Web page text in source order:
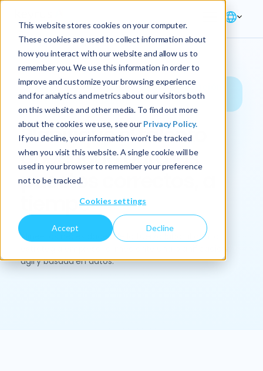
This website stores cookies on your computer.
These cookies are used to collect information about
how you interact with our website and allow us to
remember you. We use this information in order to
improve and customize your browsing experience
and for analytics and metrics about our visitors both
on this website and other media. To find out more
about the cookies we use, see our Privacy Policy.
If you decline, your information won’t be tracked
when you visit this website. A single cookie will be
used in your browser to remember your preference
not to be tracked.
Cookies settings
Accept Decline
Solución → Fuerza laboral → Planificación
de talentos y puestos
Planifique el talento
adecuado para los
puestos correctos, a
tiempo
Alinee las necesidades de la fuerza laboral con la
ágil y basada en datos.